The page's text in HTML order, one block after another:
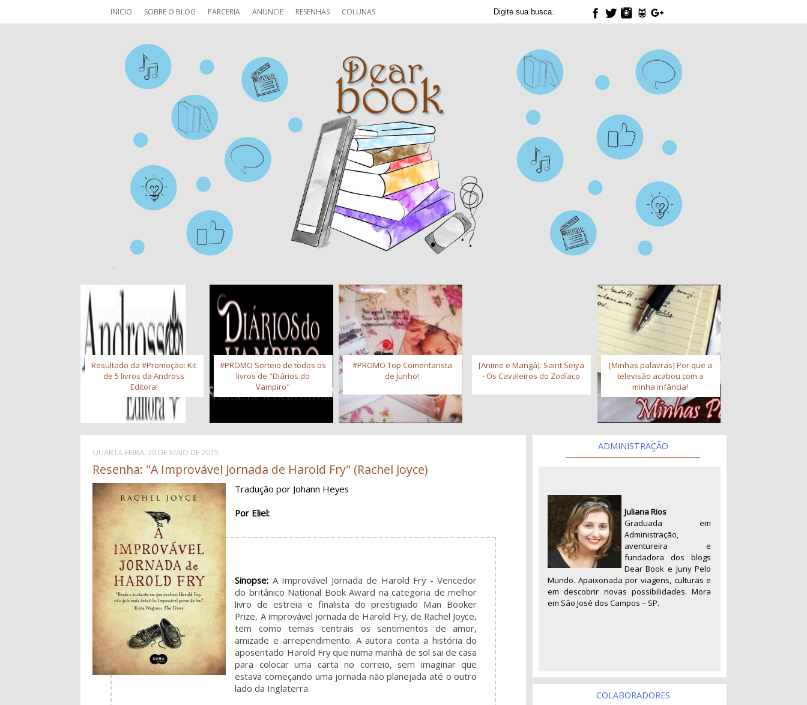
INICIO SOBRE O BLOG PARCERIA ANUNCIE RESENHAS COLUNAS
Resultado da #Promoção: Kit
de 5 livros da Andross
Editora!
#PROMO Sorteio de todos os
livros de "Diários do
Vampiro"
#PROMO Top Comentarista
de Junho!
[Anime e Mangá]: Saint Seiya
- Os Cavaleiros do Zodíaco
[Minhas palavras] Por que a
televisão acabou com a
minha infância!
QUARTA-FEIRA, 20 DE MAIO DE 2015
Resenha: "A Improvável Jornada de Harold Fry" (Rachel Joyce)
Tradução por Johann Heyes
Por Eliel:
Sinopse: A Improvável Jornada de Harold Fry - Vencedor
do britânico National Book Award na categoria de melhor
livro de estreia e finalista do prestigiado Man Booker
Prize, A improvável jornada de Harold Fry, de Rachel Joyce,
tem como temas centrais os sentimentos de amor,
amizade e arrependimento. A autora conta a história do
aposentado Harold Fry que numa manhã de sol sai de casa
para colocar uma carta no correio, sem imaginar que
estava começando uma jornada não planejada até o outro
lado da Inglaterra.
ADMINISTRAÇÃO
Juliana Rios
Graduada em
Administração,
aventureira e
fundadora dos blogs
Dear Book e Juny Pelo
Mundo. Apaixonada por viagens, culturas e
em descobrir novas possibilidades. Mora
em São José dos Campos – SP.
COLABORADORES